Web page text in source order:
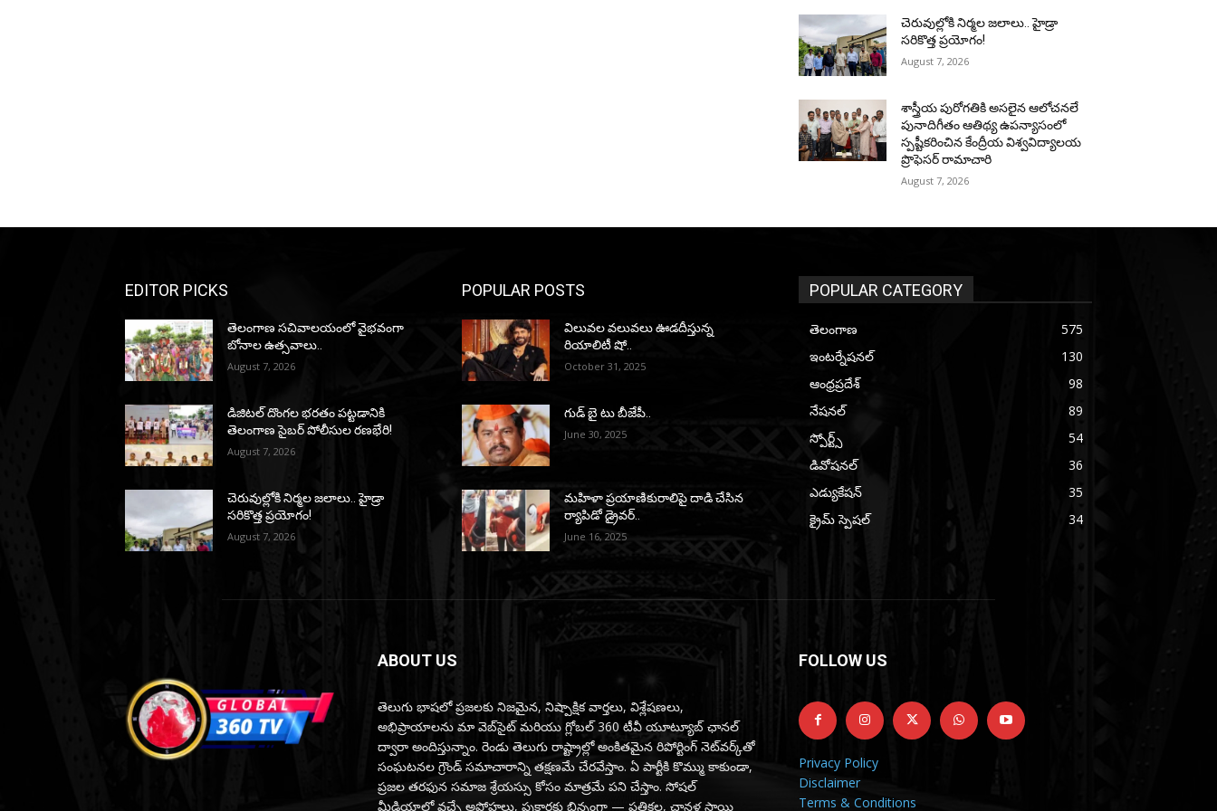
చెరువుల్లోకి నిర్మల జలాలు.. హైడ్రా
సరికొత్త ప్రయోగం!
August 7, 2026
శాస్త్రీయ పురోగతికి అసలైన ఆలోచనలే
పునాదిగీతం ఆతిథ్య ఉపన్యాసంలో
స్పష్టీకరించిన కేంద్రీయ విశ్వవిద్యాలయ
ప్రొఫెసర్ రామాచారి
August 7, 2026
EDITOR PICKS
తెలంగాణ సచివాలయంలో వైభవంగా
బోనాల ఉత్సవాలు..
August 7, 2026
డిజిటల్ దొంగల భరతం పట్టడానికి
తెలంగాణ సైబర్ పోలీసుల రణభేరి!
August 7, 2026
చెరువుల్లోకి నిర్మల జలాలు.. హైడ్రా
సరికొత్త ప్రయోగం!
August 7, 2026
POPULAR POSTS
విలువల వలువలు ఊడదీస్తున్న
రియాలిటీ షో..
October 31, 2025
గుడ్ బై టు బీజేపీ..
June 30, 2025
మహిళా ప్రయాణికురాలిపై దాడి చేసిన
ర్యాపిడో డ్రైవర్‌..
June 16, 2025
POPULAR CATEGORY
తెలంగాణ
575
ఇంటర్నేషనల్
130
ఆంధ్రప్రదేశ్
98
నేషనల్
89
స్పోర్ట్స్
54
డివోషనల్
36
ఎడ్యుకేషన్
35
క్రైమ్ స్పెషల్
34
ABOUT US
తెలుగు భాషలో ప్రజలకు నిజమైన, నిష్పాక్షిక వార్తలు, విశ్లేషణలు,
అభిప్రాయాలను మా వెబ్‌సైట్ మరియు గ్లోబల్ 360 టీవీ యూట్యూబ్ ఛానల్
ద్వారా అందిస్తున్నాం. రెండు తెలుగు రాష్ట్రాల్లో అంకితమైన రిపోర్టింగ్ నెట్‌వర్క్‌తో
సంఘటనల గ్రౌండ్ సమాచారాన్ని తక్షణమే చేరవేస్తాం. ఏ పార్టీకి కొమ్ము కాకుండా,
ప్రజల తరఫున సమాజ శ్రేయస్సు కోసం మాత్రమే పని చేస్తాం. సోషల్
మీడియాలో వచ్చే అపోహలు, పుకార్లకు భిన్నంగా — పత్రికల, చానళ్ల స్థాయి
FOLLOW US
Privacy Policy
Disclaimer
Terms & Conditions